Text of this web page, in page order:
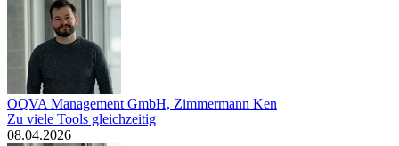
OQVA Management GmbH, Zimmermann Ken
Zu viele Tools gleichzeitig
08.04.2026